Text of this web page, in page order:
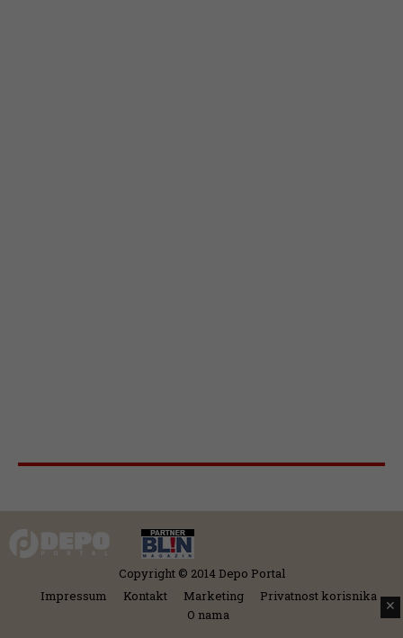
Copyright © 2014 Depo Portal
Impressum
Kontakt Marketing
Privatnost korisnika
O nama
✕